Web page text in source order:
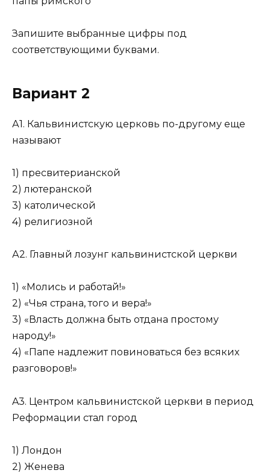
Запишите выбранные цифры под
соответствующими буквами.
Вариант 2
А1. Кальвинистскую церковь по-другому еще
называют
1) пресвитерианской
2) лютеранской
3) католической
4) религиозной
А2. Главный лозунг кальвинистской церкви
1) «Молись и работай!»
2) «Чья страна, того и вера!»
3) «Власть должна быть отдана простому
народу!»
4) «Папе надлежит повиноваться без всяких
разговоров!»
A3. Центром кальвинистской церкви в период
Реформации стал город
1) Лондон
2) Женева